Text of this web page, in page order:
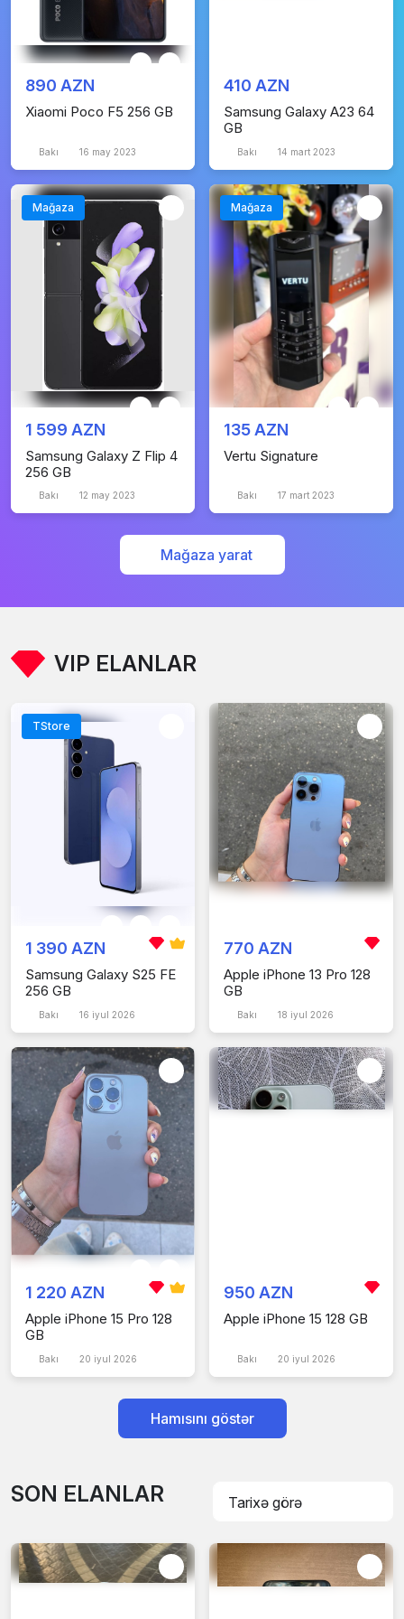
890 AZN
Xiaomi Poco F5 256 GB
Bakı 16 may 2023
410 AZN
Samsung Galaxy A23 64
GB
Bakı 14 mart 2023
Mağaza
1 599 AZN
Samsung Galaxy Z Flip 4
256 GB
Bakı 12 may 2023
Mağaza
135 AZN
Vertu Signature
Bakı 17 mart 2023
Mağaza yarat
VIP ELANLAR
TStore
1 390 AZN
Samsung Galaxy S25 FE
256 GB
Bakı 16 iyul 2026
770 AZN
Apple iPhone 13 Pro 128
GB
Bakı 18 iyul 2026
1 220 AZN
Apple iPhone 15 Pro 128
GB
Bakı 20 iyul 2026
950 AZN
Apple iPhone 15 128 GB
Bakı 20 iyul 2026
Hamısını göstər
SON ELANLAR